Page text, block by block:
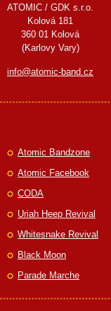
ATOMIC / GDK s.r.o.
Kolová 181
360 01 Kolová
(Karlovy Vary)
info@atomic-band.cz
Atomic Bandzone
Atomic Facebook
CODA
Uriah Heep Revival
Whitesnake Revival
Black Moon
Parade Marche